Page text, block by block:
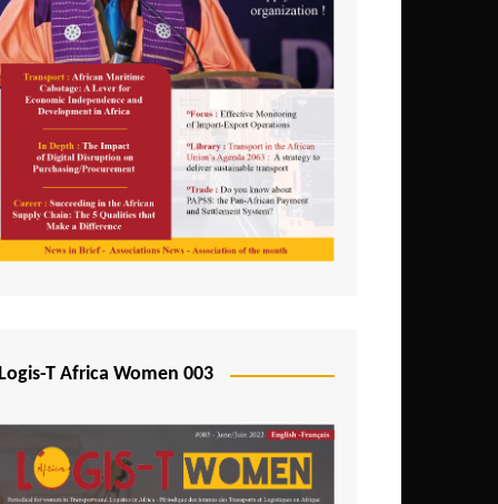
T Africa Women 003